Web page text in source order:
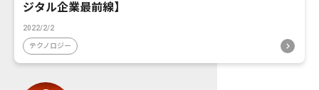
ジタル企業最前線】
2022/2/2
テクノロジー